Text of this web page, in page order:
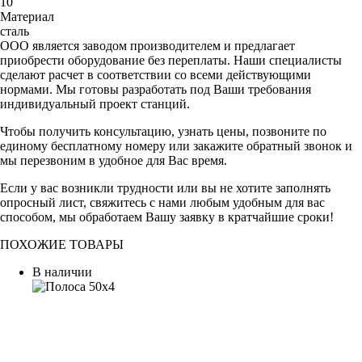
Материал
сталь
ООО является заводом производителем и предлагает
приобрести оборудование без переплаты. Наши специалисты
сделают расчет в соответствии со всеми действующими
нормами. Мы готовы разработать под Ваши требования
индивидуальный проект станций.
Чтобы получить консультацию, узнать цены, позвоните по
единому бесплатному номеру или закажите обратный звонок и
мы перезвоним в удобное для Вас время.
Если у вас возникли трудности или вы не хотите заполнять
опросный лист, свяжитесь с нами любым удобным для вас
способом, мы обработаем Вашу заявку в кратчайшие сроки!
ПОХОЖИЕ ТОВАРЫ
В наличии